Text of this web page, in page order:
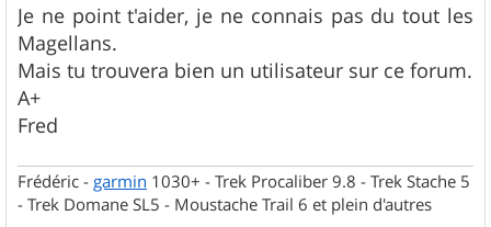
s
s
a
g
e
Je ne point t'aider, je ne connais pas du tout les
Magellans.
Mais tu trouvera bien un utilisateur sur ce forum.
A+
Fred
Frédéric - garmin 1030+ - Trek Procaliber 9.8 - Trek Stache 5
- Trek Domane SL5 - Moustache Trail 6 et plein d'autres